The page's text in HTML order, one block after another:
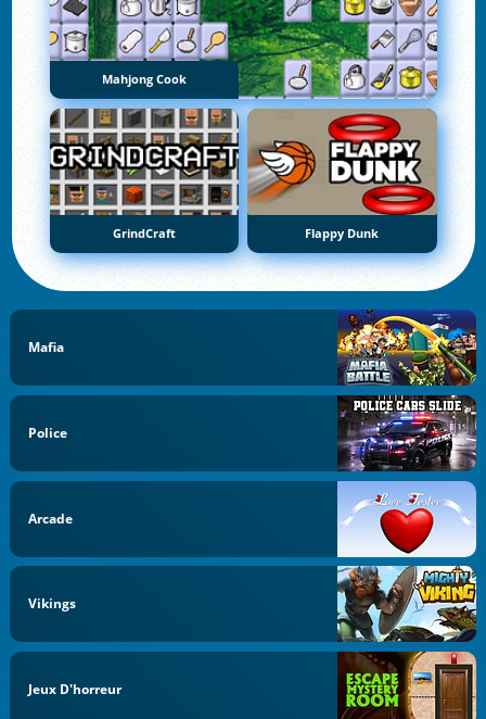
Mahjong Cook
GrindCraft Flappy Dunk
Mafia
Police
Arcade
Vikings
Jeux D'horreur